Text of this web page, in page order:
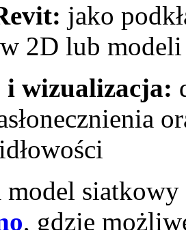
jako
2D lub
wizualizacja:
model
, gdzie